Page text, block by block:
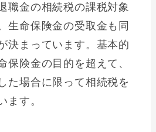
職金の相続税の課税対象
生命保険金の受取金も同
決まっています。基本的
保険金の目的を超えて、
た場合に限って相続税を
ます。